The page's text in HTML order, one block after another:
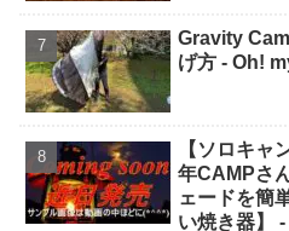
Gravity
げ方 - Oh!
【ソロキャ
年CAMPさ
ェードを簡
い焼き器】